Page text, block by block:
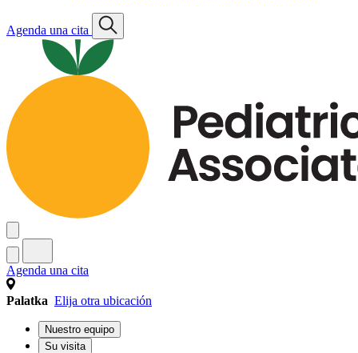
Agenda una cita
Agenda una cita
Palatka Elija otra ubicación
Nuestro equipo
Su visita